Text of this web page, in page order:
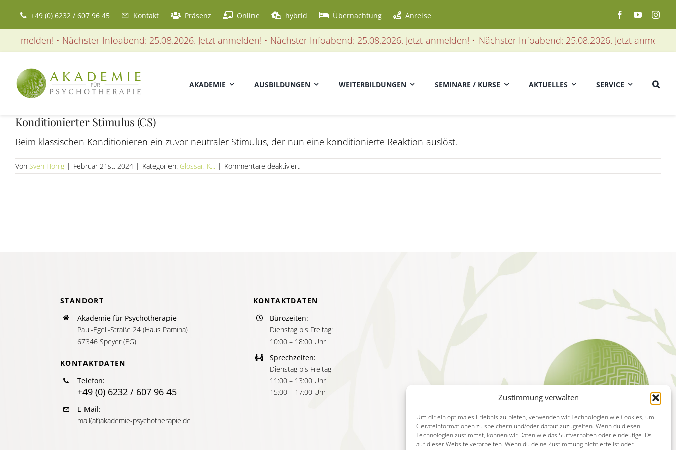
Zustimmung verwalten
Um dir ein optimales Erlebnis zu bieten, verwenden wir Technologien wie Cookies, um
Geräteinformationen zu speichern und/oder darauf zuzugreifen. Wenn du diesen
Technologien zustimmst, können wir Daten wie das Surfverhalten oder eindeutige IDs
auf dieser Website verarbeiten. Wenn du deine Zustimmung nicht erteilst oder
Inhalt
springen
+49 (0) 6232 / 607 96 45 Kontakt Präsenz Online hybrid Übernachtung Anreise
• Nächster Infoabend: 25.08.2026. Jetzt anmelden! • Nächster Infoabend: 25.08.2026. Jetzt anmelden! • Nächster Infoabend: 25.08.2026. Jetzt anmelden!
AKADEMIE AUSBILDUNGEN WEITERBILDUNGEN SEMINARE / KURSE AKTUELLES SERVICE
Konditionierter Stimulus (CS)
Beim klassischen Konditionieren ein zuvor neutraler Stimulus, der nun eine konditionierte Reaktion auslöst.
Von Sven Hönig | Februar 21st, 2024 | Kategorien: Glossar, K... | Kommentare deaktiviertfür
Konditionierter
STANDORT
Akademie für Psychotherapie
Paul-Egell-Straße 24 (Haus Pamina)
67346 Speyer (EG)
KONTAKTDATEN
Telefon:
+49 (0) 6232 / 607 96 45
E-Mail:
mail(at)akademie-psychotherapie.de
KONTAKTDATEN
Bürozeiten:
Dienstag bis Freitag:
10:00 – 18:00 Uhr
Sprechzeiten:
Dienstag bis Freitag
11:00 – 13:00 Uhr
15:00 – 17:00 Uhr